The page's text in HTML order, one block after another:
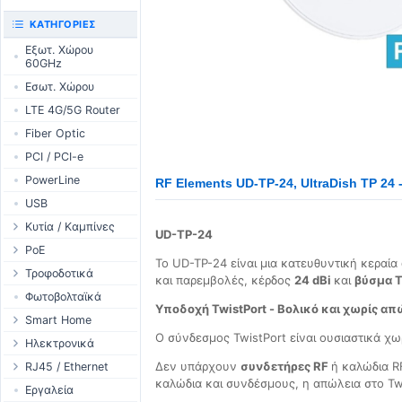
RF Elements UD-TP-24, UltraDish TP 24
UD-TP-24
Το UD-TP-24 είναι μια κατευθυντική
και παρεμβολές, κέρδος 24 dBi και βύσμα
Υποδοχή TwistPort - Βολικό και χωρίς
Ο σύνδεσμος TwistPort είναι ουσιαστικά
Δεν υπάρχουν συνδετήρες RF ή καλώδια
καλώδια και συνδέσμους, η απώλεια στο
UniFi CloudKeys &
UniFi Switching
Security
UniFi Camera
Accessories
PoE & Power
U Fiber
Rack Mount
RouterBOARD
Διεπαφές
Εξαρτήματα
Κεραίες
SFP / QSFP
ΚΑΤΗΓΟΡΊΕΣ
Εξωτ. Χώρου
60GHz
Εσωτ. Χώρου
LTE 4G/5G Router
Fiber Optic
PCI / PCI-e
PowerLine
USB
Κυτία / Καμπίνες
Outdoor Cases
Indoor Cases
Indoor - Racks
Patch Panels
Accessories
PoE
Desktop Adapter
Wallplug Adapter
DC to DC Adapter
Passive Injector
802.3af/at Injector
Passive Splitter
Τροφοδοτικά
WallPlug
Desktop
Outdoor
Ράγας
PCB Power Supply
Φωτοβολταϊκά
Smart Home
Tuya - WiFi
TUYA - Bluetooth
Zigbee
Ηλεκτρονικά
Ρελέ
Οθόνες
RJ45 / Ethernet
Στροφία Etehernet
Εργαλεία